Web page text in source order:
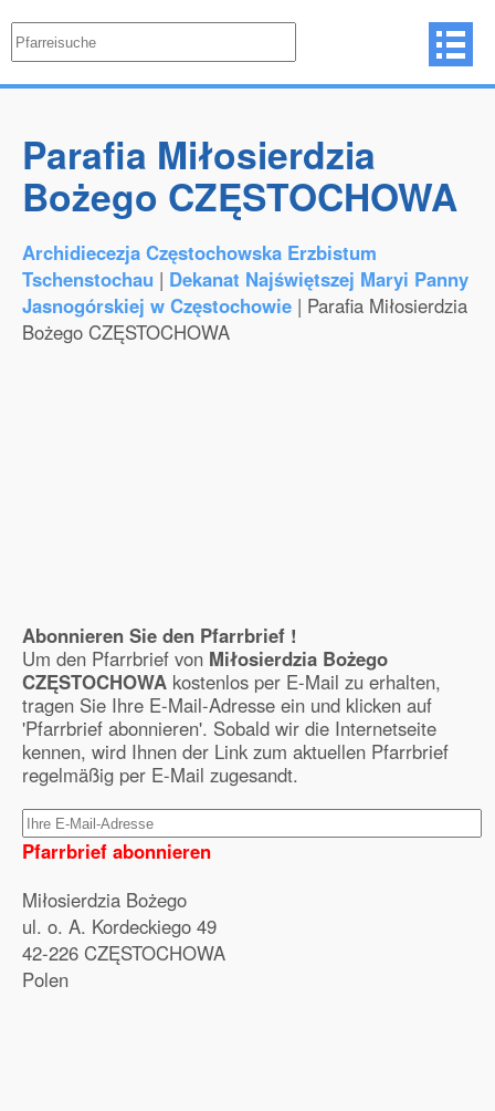
Parafia Miłosierdzia
Bożego CZĘSTOCHOWA
Archidiecezja Częstochowska Erzbistum
Tschenstochau | Dekanat Najświętszej Maryi Panny
Jasnogórskiej w Częstochowie | Parafia Miłosierdzia
Bożego CZĘSTOCHOWA
Abonnieren Sie den Pfarrbrief !
Um den Pfarrbrief von Miłosierdzia Bożego
CZĘSTOCHOWA kostenlos per E-Mail zu erhalten,
tragen Sie Ihre E-Mail-Adresse ein und klicken auf
'Pfarrbrief abonnieren'. Sobald wir die Internetseite
kennen, wird Ihnen der Link zum aktuellen Pfarrbrief
regelmäßig per E-Mail zugesandt.
Pfarrbrief abonnieren
Miłosierdzia Bożego
ul. o. A. Kordeckiego 49
42-226 CZĘSTOCHOWA
Polen